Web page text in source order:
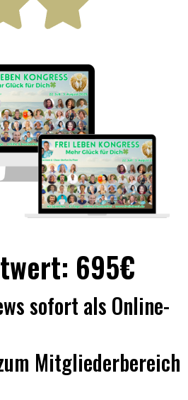
695€
sofort als Online-
Mitgliederbereich